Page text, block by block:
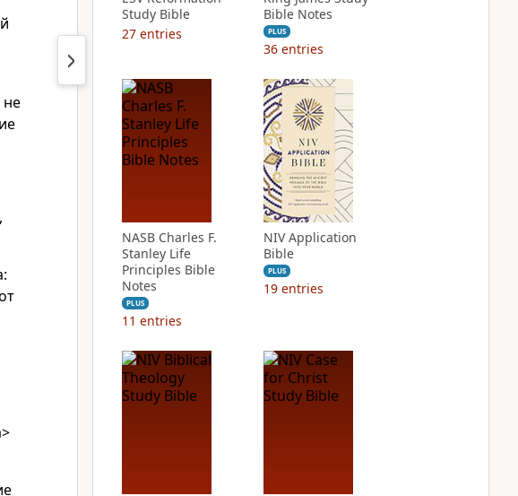
не
Study Bible
27 entries
Bible Notes
PLUS
36 entries
NASB Charles F.
Stanley Life
Principles Bible
Notes
PLUS
11 entries
NIV Application
Bible
PLUS
19 entries